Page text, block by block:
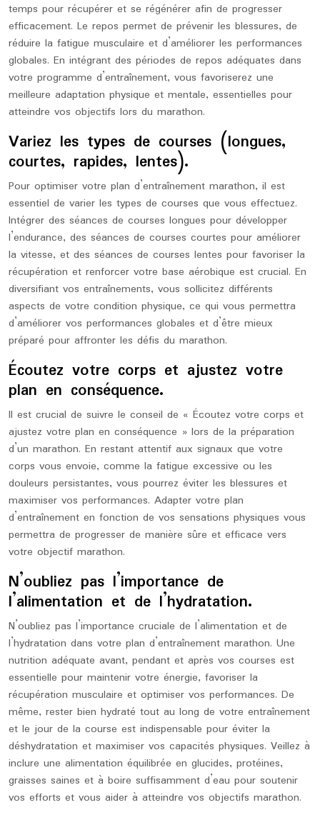
temps pour récupérer et se régénérer afin de progresser
efficacement. Le repos permet de prévenir les blessures, de
réduire la fatigue musculaire et d’améliorer les performances
globales. En intégrant des périodes de repos adéquates dans
votre programme d’entraînement, vous favoriserez une
meilleure adaptation physique et mentale, essentielles pour
atteindre vos objectifs lors du marathon.
Variez les types de courses (longues,
courtes, rapides, lentes).
Pour optimiser votre plan d’entraînement marathon, il est
essentiel de varier les types de courses que vous effectuez.
Intégrer des séances de courses longues pour développer
l’endurance, des séances de courses courtes pour améliorer
la vitesse, et des séances de courses lentes pour favoriser la
récupération et renforcer votre base aérobique est crucial. En
diversifiant vos entraînements, vous sollicitez différents
aspects de votre condition physique, ce qui vous permettra
d’améliorer vos performances globales et d’être mieux
préparé pour affronter les défis du marathon.
Écoutez votre corps et ajustez votre
plan en conséquence.
Il est crucial de suivre le conseil de « Écoutez votre corps et
ajustez votre plan en conséquence » lors de la préparation
d’un marathon. En restant attentif aux signaux que votre
corps vous envoie, comme la fatigue excessive ou les
douleurs persistantes, vous pourrez éviter les blessures et
maximiser vos performances. Adapter votre plan
d’entraînement en fonction de vos sensations physiques vous
permettra de progresser de manière sûre et efficace vers
votre objectif marathon.
N’oubliez pas l’importance de
l’alimentation et de l’hydratation.
N’oubliez pas l’importance cruciale de l’alimentation et de
l’hydratation dans votre plan d’entraînement marathon. Une
nutrition adéquate avant, pendant et après vos courses est
essentielle pour maintenir votre énergie, favoriser la
récupération musculaire et optimiser vos performances. De
même, rester bien hydraté tout au long de votre entraînement
et le jour de la course est indispensable pour éviter la
déshydratation et maximiser vos capacités physiques. Veillez à
inclure une alimentation équilibrée en glucides, protéines,
graisses saines et à boire suffisamment d’eau pour soutenir
vos efforts et vous aider à atteindre vos objectifs marathon.